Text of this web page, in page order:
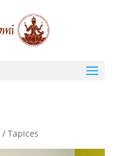
/ Tapices